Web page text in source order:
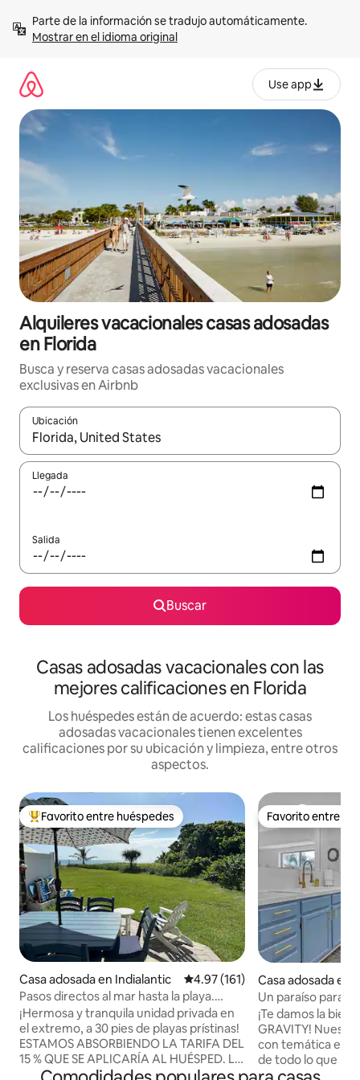
contenidoMostrar en el idioma original
Use app
Alquileres vacacionales casas adosadas
en Florida
Busca y reserva casas adosadas vacacionales
exclusivas en Airbnb
Ubicación
Cuando los resultados estén disponibles, navega con las
Llegada
Salida
Buscar
Casas adosadas vacacionales con las
mejores calificaciones en Florida
Los huéspedes están de acuerdo: estas casas
adosadas vacacionales tienen excelentes
calificaciones por su ubicación y limpieza, entre otros
aspectos.
Favorito entre huéspedes preferido
Favorito entre huéspedes
Casa adosada en Indialantic Calificación promedio: 4.97 de
4.97 (161)
Pasos directos al mar hasta la playa.
¡Unidad final privada!
¡Hermosa y tranquila unidad privada en
el extremo, a 30 pies de playas prístinas!
ESTAMOS ABSORBIENDO LA TARIFA DEL
15 % QUE SE APLICARÍA AL HUÉSPED. La
revista Coastal Living nos acaba de
Favorito entre
Favorito entre
Casa adosada en
averal
Un paraíso para
Rocket Retreat
¡Te damos la
GRAVITY!
con temática
de todo lo que la
para ofrecer.